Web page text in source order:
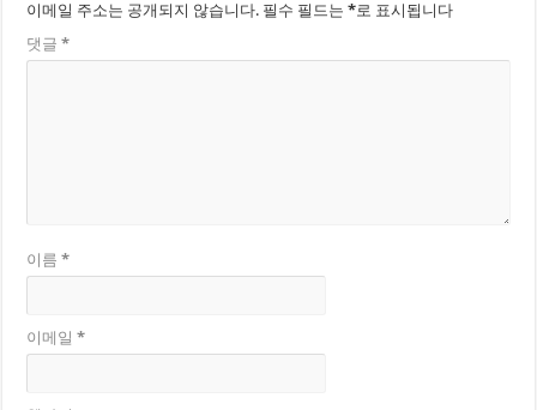
이메일 주소는 공개되지 않습니다. 필수 필드는*로 표시됩니다
댓글*
이름*
이메일*